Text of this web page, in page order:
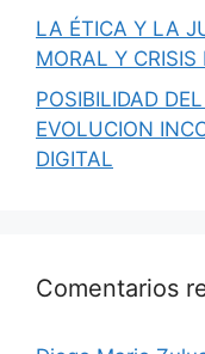
LA ÉTICA Y LA
MORAL Y
POSIBILIDAD
EVOLUCION
DIGITAL
Comentarios